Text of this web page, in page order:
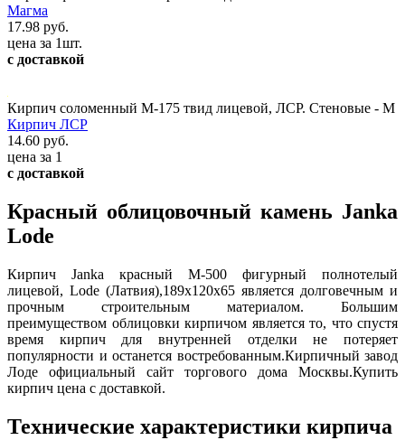
Магма
17.98 руб.
цена за 1шт.
с доставкой
Кирпич соломенный М-175 твид лицевой, ЛСР. Стеновые - М
Кирпич ЛСР
14.60 руб.
цена за 1
с доставкой
Красный облицовочный камень Janka
Lode
Кирпич Janka красный М-500 фигурный полнотелый
лицевой, Lode (Латвия),189х120х65 является долговечным и
прочным строительным материалом. Большим
преимуществом облицовки кирпичом является то, что спустя
время кирпич для внутренней отделки не потеряет
популярности и останется востребованным.Кирпичный завод
Лоде официальный сайт торгового дома Москвы.Купить
кирпич цена с доставкой.
Технические характеристики кирпича